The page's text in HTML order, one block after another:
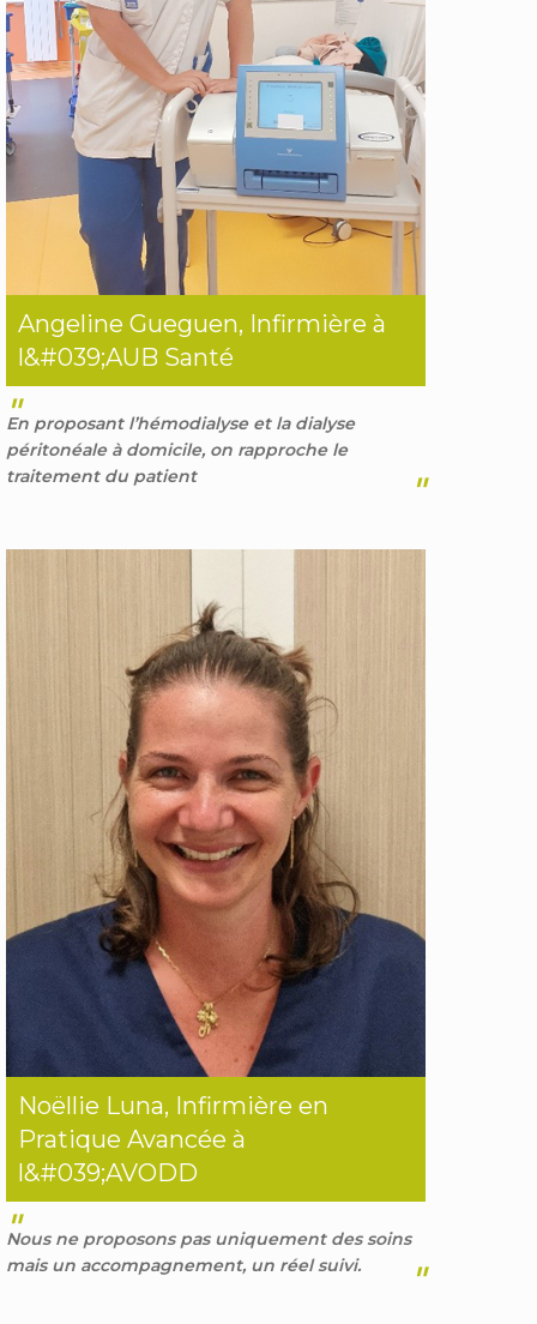
Angeline Gueguen, Infirmière à
l&#039;AUB Santé
"
En proposant l’hémodialyse et la dialyse
péritonéale à domicile, on rapproche le
traitement du patient
"
Noëllie Luna, Infirmière en
Pratique Avancée à
l&#039;AVODD
"
Nous ne proposons pas uniquement des soins
mais un accompagnement, un réel suivi.
"